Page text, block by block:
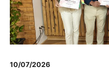
10/07/2026